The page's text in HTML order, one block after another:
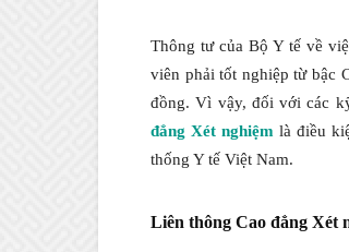
Thông tư của Bộ Y tế về
viên phải tốt nghiệp từ bậc
đồng. Vì vậy, đối với các
đẳng Xét nghiệm là điều
thống Y tế Việt Nam.
Liên thông Cao đẳng Xét